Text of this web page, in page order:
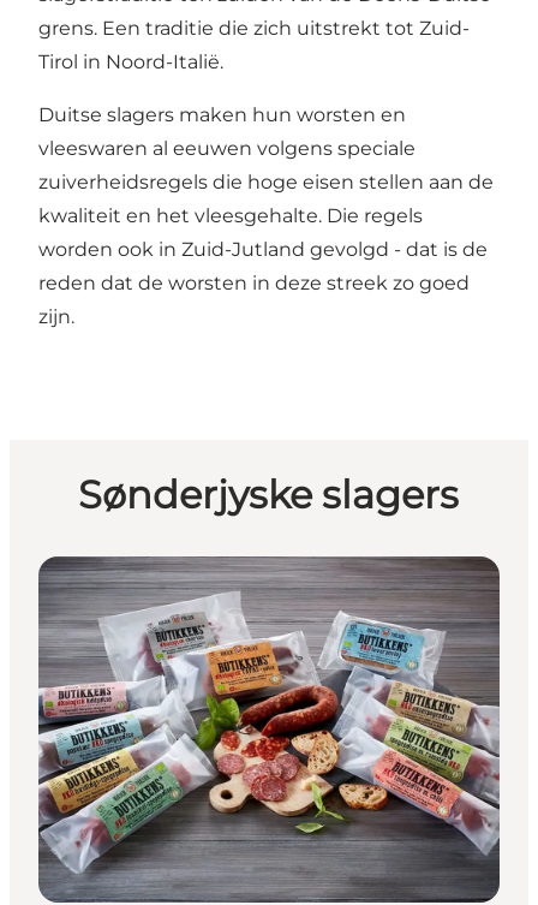
grens. Een traditie die zich uitstrekt tot Zuid-
Tirol in Noord-Italië.
Duitse slagers maken hun worsten en
vleeswaren al eeuwen volgens speciale
zuiverheidsregels die hoge eisen stellen aan de
kwaliteit en het vleesgehalte. Die regels
worden ook in Zuid-Jutland gevolgd - dat is de
reden dat de worsten in deze streek zo goed
zijn.
Sønderjyske slagers